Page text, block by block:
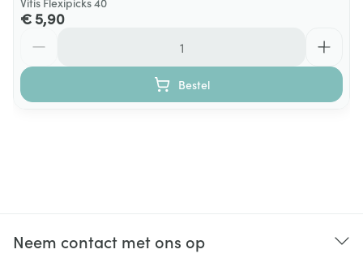
€ 5,90
Bestel
Neem contact met ons op